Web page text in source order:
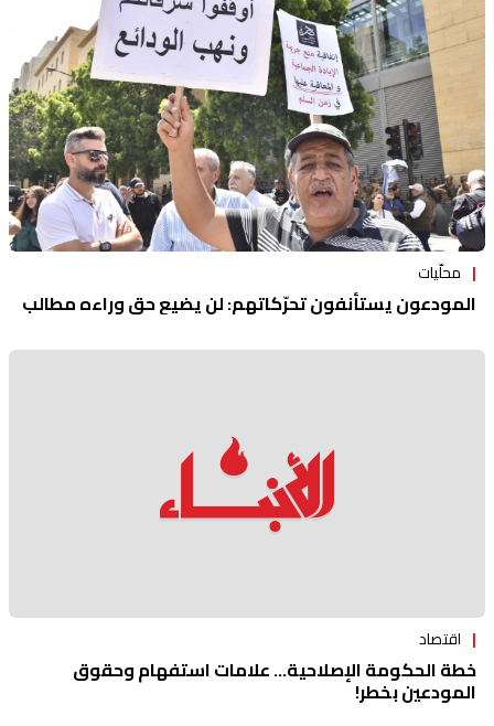
محلّيات
المودعون يستأنفون تحرّكاتهم: لن يضيع حق وراءه مطالب
اقتصاد
خطة الحكومة الإصلاحية... علامات استفهام وحقوق
المودعين بخطر!